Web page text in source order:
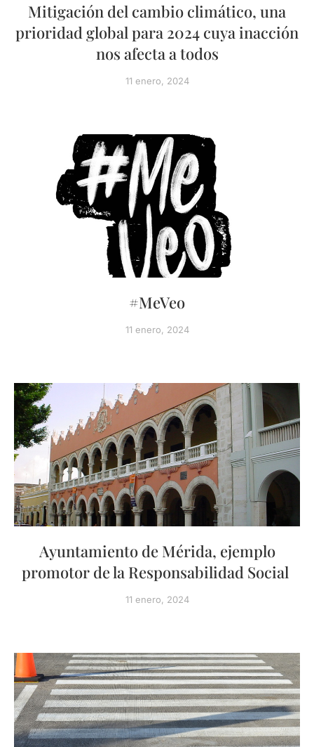
Mitigación del cambio climático, una
prioridad global para 2024 cuya inacción
nos afecta a todos
11 enero, 2024
#MeVeo
11 enero, 2024
Ayuntamiento de Mérida, ejemplo
promotor de la Responsabilidad Social
11 enero, 2024